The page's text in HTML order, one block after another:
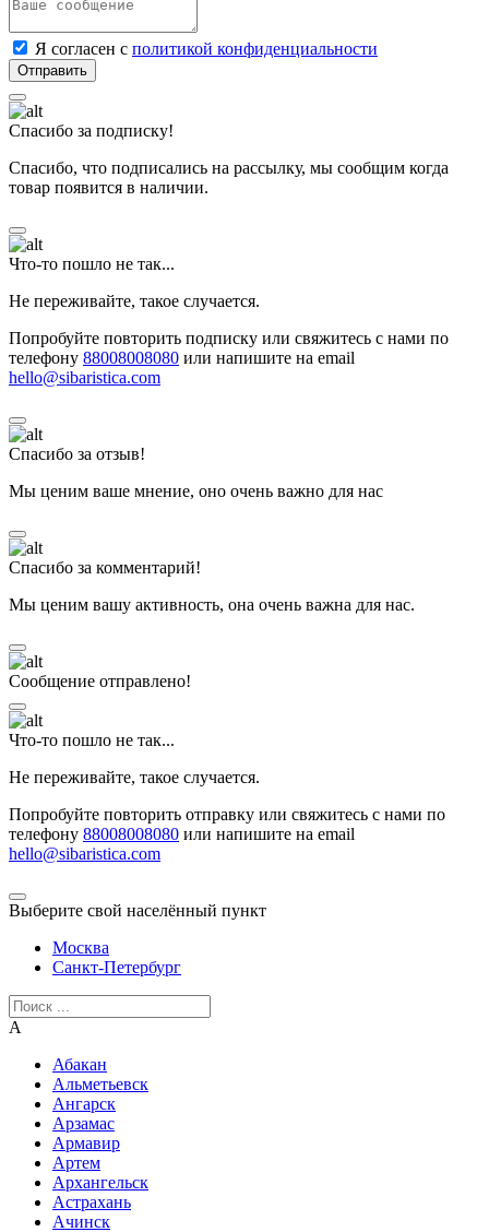
Я согласен с политикой конфиденциальности
Спасибо за подписку!
Спасибо, что подписались на рассылку, мы сообщим когда
товар появится в наличии.
Что-то пошло не так...
Не переживайте, такое случается.
Попробуйте повторить подписку или свяжитесь с нами по
телефону 88008008080 или напишите на email
hello@sibaristica.com
Спасибо за отзыв!
Мы ценим ваше мнение, оно очень важно для нас
Спасибо за комментарий!
Мы ценим вашу активность, она очень важна для нас.
Сообщение отправлено!
Что-то пошло не так...
Не переживайте, такое случается.
Попробуйте повторить отправку или свяжитесь с нами по
телефону 88008008080 или напишите на email
hello@sibaristica.com
Выберите свой населённый пункт
Москва
Санкт-Петербург
А
Абакан
Альметьевск
Ангарск
Арзамас
Армавир
Артем
Архангельск
Астрахань
Ачинск